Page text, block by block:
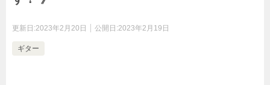
更新日:2023年2月20日 公開日:2023年2月19日
ギター